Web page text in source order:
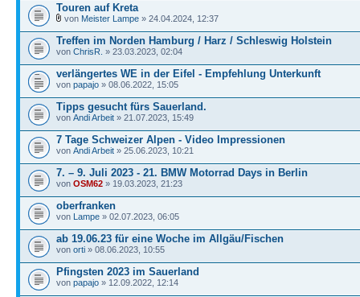
Touren auf Kreta
von Meister Lampe » 24.04.2024, 12:37
Treffen im Norden Hamburg / Harz / Schleswig Holstein
von ChrisR. » 23.03.2023, 02:04
verlängertes WE in der Eifel - Empfehlung Unterkunft
von papajo » 08.06.2022, 15:05
Tipps gesucht fürs Sauerland.
von Andi Arbeit » 21.07.2023, 15:49
7 Tage Schweizer Alpen - Video Impressionen
von Andi Arbeit » 25.06.2023, 10:21
7. – 9. Juli 2023 - 21. BMW Motorrad Days in Berlin
von OSM62 » 19.03.2023, 21:23
oberfranken
von Lampe » 02.07.2023, 06:05
ab 19.06.23 für eine Woche im Allgäu/Fischen
von orti » 08.06.2023, 10:55
Pfingsten 2023 im Sauerland
von papajo » 12.09.2022, 12:14